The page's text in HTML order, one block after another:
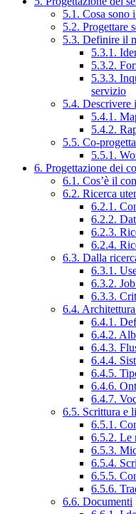
5.1. Cosa sono
5.2. Progettare
5.3. Definire il
5.3.1.
5.3.2.
5.3.3.
servizio
5.4. Descrivere
5.4.1.
5.4.2.
5.5. Co-
5.5.1.
6. Progettazione dei
6.1. Cos’è il
6.2. Ricerca
6.2.1.
6.2.2.
6.2.3.
6.2.4.
6.3. Dalla
6.3.1.
6.3.2.
6.3.3.
6.4.
6.4.1.
6.4.2.
6.4.3.
6.4.4.
6.4.5.
6.4.6.
6.4.7.
6.5. Scrittura e
6.5.1.
6.5.2. Le
6.5.3.
6.5.4.
6.5.5.
6.5.6.
6.6. Documenti